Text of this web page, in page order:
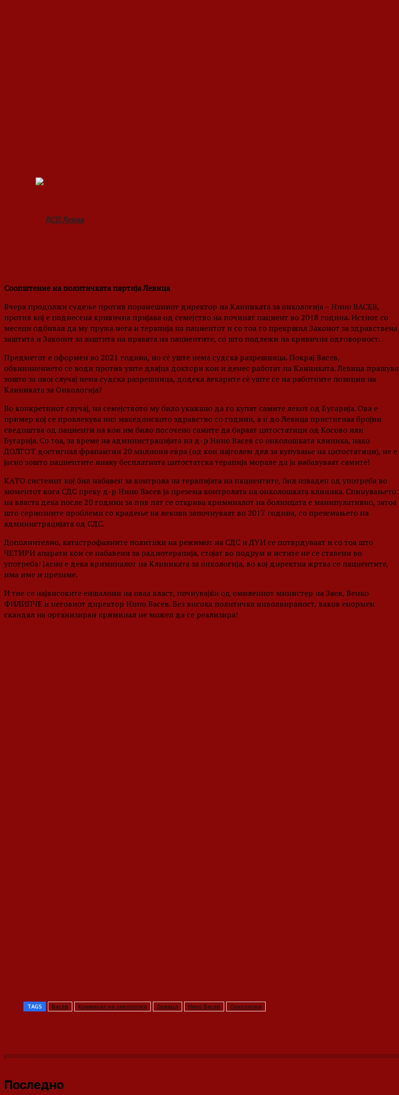
ДСП Ленка
Соопштение на политичката партија Левица
Вчера продолжи судење против поранешниот директор на Клиниката за онкологија – Нино ВАСЕВ,
против кој е поднесена кривична пријава од семејство на починат пациент во 2018 година. Истиот со
месеци одбивал да му пружа нега и терапија на пациентот и со тоа го прекршил Законот за здравствена
заштита и Законот за заштита на правата на пациентите, со што подлежи на кривична одговорност.
Предметот е оформен во 2021 година, но сѐ уште нема судска разрешница. Покрај Васев,
обвининението се води против уште двајца доктори кои и денес работат на Клиниката. Левица прашува
зошто за овој случај нема судска разрешница, додека лекарите сѐ уште се на работните позиции на
Клиниката за Онкологија?
Во конкретниот случај, на семејството му било укажано да го купат самите лекот од Бугарија. Ова е
пример кој се провлекува низ македонското здравство со години, а и до Левица пристигнаа бројни
сведоштва од пациенти на кои им било посочено самите да бараат цитостатици од Косово или
Бугарија. Со тоа, за време на администрацијата на д-р Нино Васев со онколошката клиника, иако
ДОЛГОТ достигнал фрапантни 20 милиони евра (од кои најголем дел за купување на цитостатици), не е
јасно зошто пациентите инаку бесплатната цитостатска терапија морале да ја набавуваат самите!
КАТО системот кој бил набавен за контрола на терапијата на пациентите, бил изваден од употреба во
моментот кога СДС преку д-р Нино Васев ја презема контролата на онколошката клиника. Спинувањето
на власта дека после 20 години за прв пат се открива криминалот на болницата е манипулативно, затоа
што сериозните проблеми со крадење на лекови започнуваат во 2017 година, со преземањето на
администрацијата од СДС.
Дополнително, катастрофалните политики на режимот на СДС и ДУИ се потврдуваат и со тоа што
ЧЕТИРИ апарати кои се набавени за радиотерапија, стојат во подрум и истите не се ставени во
употреба! Јасно е дека криминалот на Клиниката за онкологија, во кој директна жртва се пациентите,
има име и презиме.
И тие се највисоките еншалони на оваа власт, почнувајќи од омилениот министер на Заев, Венко
ФИЛИПЧЕ и неговиот директор Нино Васев. Без висока политичка инволвираност, ваков енормен
скандал на организиран криминал не можел да се реализира!
TAGS Васев Криминал на онкологија Левица Нино Васев Онкологија
Последно